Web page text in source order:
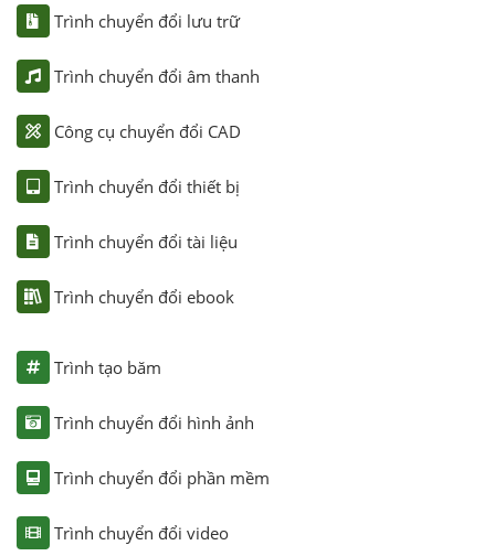
Trình chuyển đổi lưu trữ
Trình chuyển đổi âm thanh
Công cụ chuyển đổi CAD
Trình chuyển đổi thiết bị
Trình chuyển đổi tài liệu
Trình chuyển đổi ebook
Trình tạo băm
Trình chuyển đổi hình ảnh
Trình chuyển đổi phần mềm
Trình chuyển đổi video